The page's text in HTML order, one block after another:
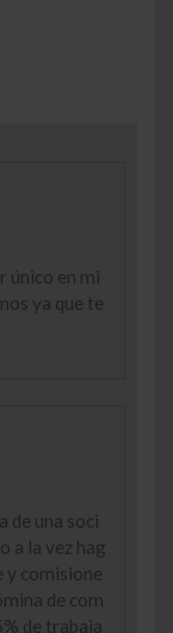
único en mi
ya que te
de una soci
a la vez hag
y comisione
de com
de trabaja